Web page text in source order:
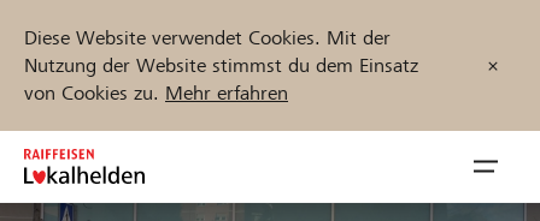
Diese Website verwendet Cookies. Mit der
Nutzung der Website stimmst du dem Einsatz
von Cookies zu. Mehr erfahren
Zum
Inhalt
springen
öffnen